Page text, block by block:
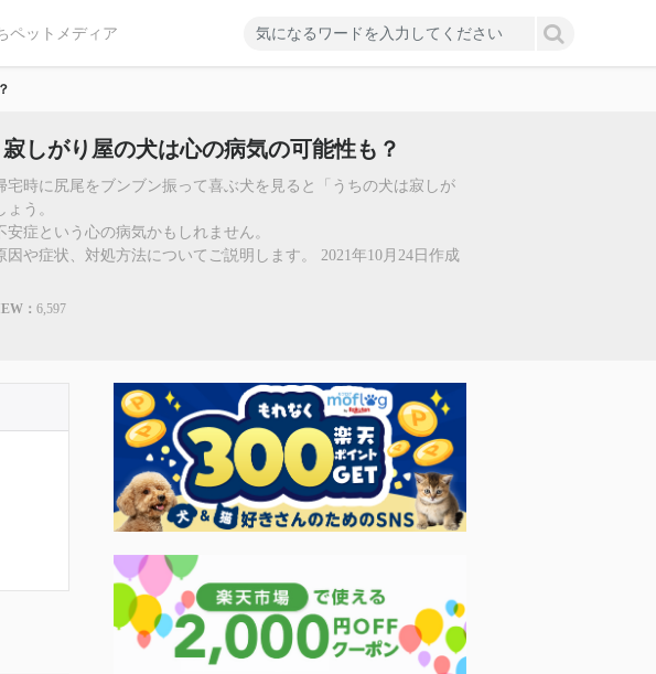
ペットメディア
しがり屋の犬は心の病気の可能性も？
宅時に尻尾をブンブン振って喜ぶ犬を見ると「うちの犬は寂しが
う。
症という心の病気かもしれません。
や症状、対処方法についてご説明します。 2021年10月24日作成
： 6,597